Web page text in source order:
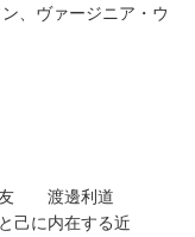
、ヴァージニア・ウ
友 渡邊利道
己に内在する近